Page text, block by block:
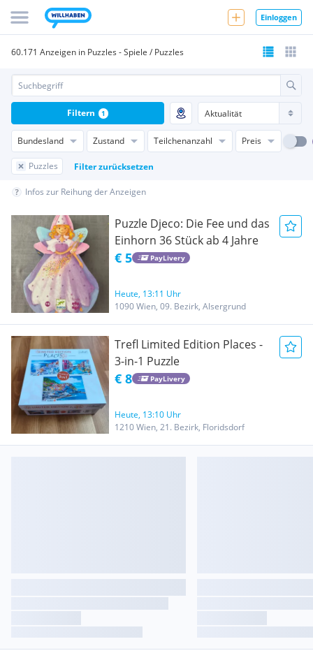
Einloggen
60.171 Anzeigen in Puzzles - Spiele / Puzzles
Bundesland Zustand Teilchenanzahl Preis
Puzzles Filter zurücksetzen
Filtern 1
Infos zur Reihung der Anzeigen
Puzzle Djeco: Die Fee und das
Einhorn 36 Stück ab 4 Jahre
€ 5 PayLivery
Heute, 13:11 Uhr
1090 Wien, 09. Bezirk, Alsergrund
Trefl Limited Edition Places -
3-in-1 Puzzle
€ 8 PayLivery
Heute, 13:10 Uhr
1210 Wien, 21. Bezirk, Floridsdorf